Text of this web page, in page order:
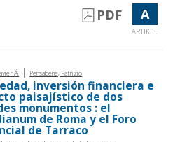
PDF A
ARTIKEL
Á. | Pensabene, Patrizio
inversión financiera e
paisajístico de dos
monumentos : el
de Roma y el Foro
de Tarraco